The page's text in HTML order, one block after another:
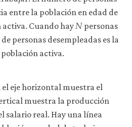
entre la población en edad de
Cuando hay𝑁
Npersonas
personas desempleadas es la
activa.